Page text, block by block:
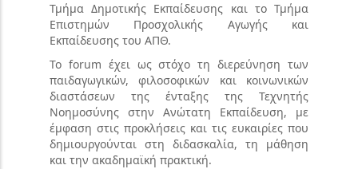
Τμήμα Δημοτικής Εκπαίδευσης και το Τμήμα
Επιστημών Προσχολικής Αγωγής και
Εκπαίδευσης του ΑΠΘ.
Το forum έχει ως στόχο τη διερεύνηση των
παιδαγωγικών, φιλοσοφικών και κοινωνικών
διαστάσεων της ένταξης της Τεχνητής
Νοημοσύνης στην Ανώτατη Εκπαίδευση, με
έμφαση στις προκλήσεις και τις ευκαιρίες που
δημιουργούνται στη διδασκαλία, τη μάθηση
και την ακαδημαϊκή πρακτική.